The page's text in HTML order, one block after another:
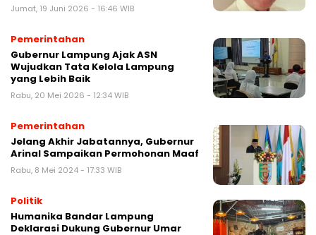
Jumat, 19 Juni 2026 - 16:46 WIB
Pemerintahan
Gubernur Lampung Ajak ASN
Wujudkan Tata Kelola Lampung
yang Lebih Baik
Rabu, 20 Mei 2026 - 12:34 WIB
Pemerintahan
Jelang Akhir Jabatannya, Gubernur
Arinal Sampaikan Permohonan Maaf
Rabu, 8 Mei 2024 - 17:33 WIB
Politik
Humanika Bandar Lampung
Deklarasi Dukung Gubernur Umar